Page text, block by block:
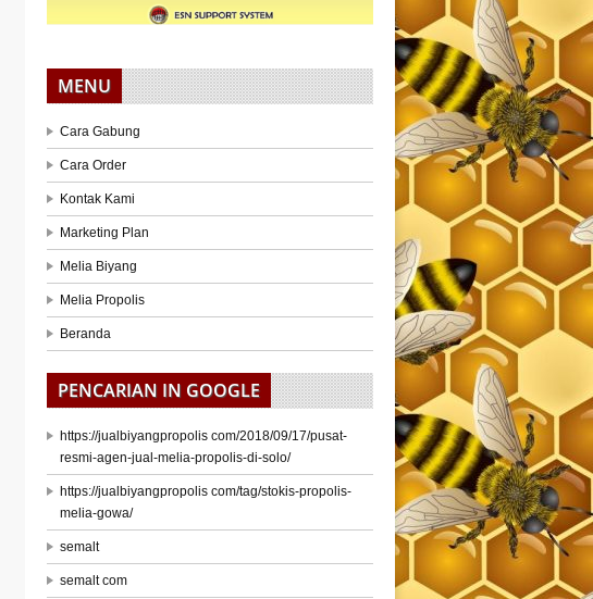
MENU
Cara Gabung
Cara Order
Kontak Kami
Marketing Plan
Melia Biyang
Melia Propolis
Beranda
PENCARIAN IN GOOGLE
https://jualbiyangpropolis com/2018/09/17/pusat-
resmi-agen-jual-melia-propolis-di-solo/
https://jualbiyangpropolis com/tag/stokis-propolis-
melia-gowa/
semalt
semalt com